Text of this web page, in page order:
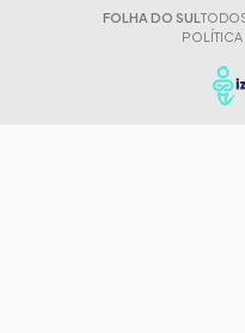
FOLHA DO SUL
POLÍTICA